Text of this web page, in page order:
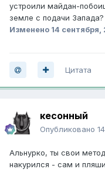
устроили майдан-
земле с подачи Запада?
Изменено 14
Цитата
кесонный
Опубликовано
Альнурко, ты свои
накурился - сам и